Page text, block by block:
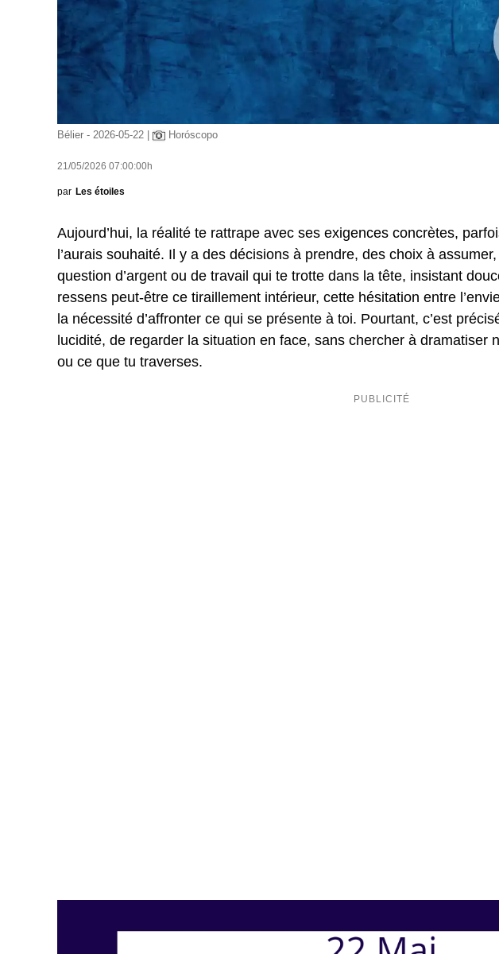
Bélier - 2026-05-22 | Horóscopo
21/05/2026 07:00:00h
par Les étoiles
Aujourd’hui, la réalité te rattrape avec ses exigences concrètes,
l’aurais souhaité. Il y a des décisions à prendre, des choix à
question d’argent ou de travail qui te trotte dans la tête, insistant
ressens peut-être ce tiraillement intérieur, cette hésitation entre
la nécessité d’affronter ce qui se présente à toi. Pourtant, c’est
lucidité, de regarder la situation en face, sans chercher à dramatiser
ou ce que tu traverses.